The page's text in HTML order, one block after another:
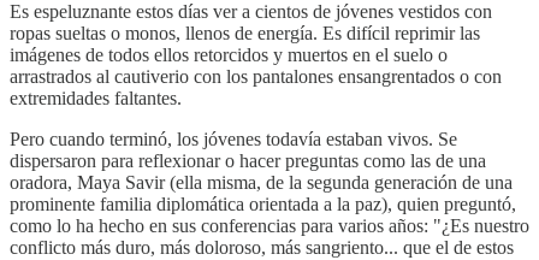
Es espeluznante estos días ver a cientos de jóvenes vestidos con
ropas sueltas o monos, llenos de energía. Es difícil reprimir las
imágenes de todos ellos retorcidos y muertos en el suelo o
arrastrados al cautiverio con los pantalones ensangrentados o con
extremidades faltantes.
Pero cuando terminó, los jóvenes todavía estaban vivos. Se
dispersaron para reflexionar o hacer preguntas como las de una
oradora, Maya Savir (ella misma, de la segunda generación de una
prominente familia diplomática orientada a la paz), quien preguntó,
como lo ha hecho en sus conferencias para varios años: "¿Es nuestro
conflicto más duro, más doloroso, más sangriento... que el de estos